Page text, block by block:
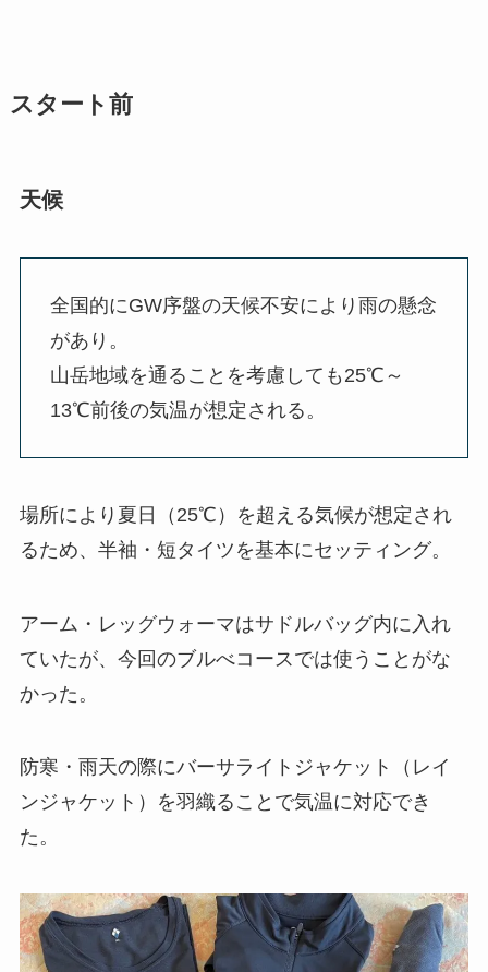
スタート前
天候
全国的にGW序盤の天候不安により雨の懸念
があり。
山岳地域を通ることを考慮しても25℃～
13℃前後の気温が想定される。
場所により夏日（25℃）を超える気候が想定され
るため、半袖・短タイツを基本にセッティング。
アーム・レッグウォーマはサドルバッグ内に入れ
ていたが、今回のブルべコースでは使うことがな
かった。
防寒・雨天の際にバーサライトジャケット（レイ
ンジャケット）を羽織ることで気温に対応でき
た。